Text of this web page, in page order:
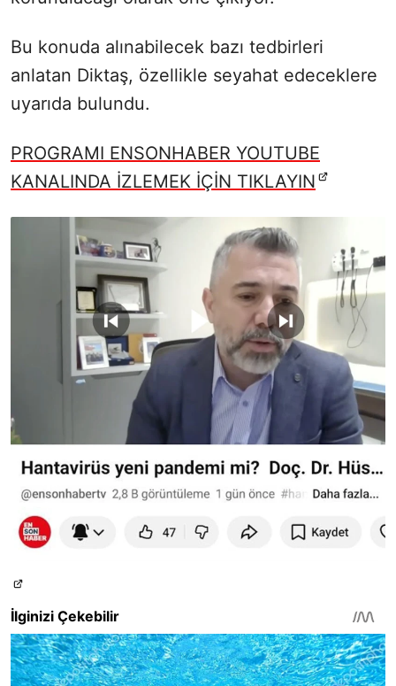
Bu konuda alınabilecek bazı tedbirleri
anlatan Diktaş, özellikle seyahat edeceklere
uyarıda bulundu.
PROGRAMI ENSONHABER YOUTUBE
KANALINDA İZLEMEK İÇİN TIKLAYIN